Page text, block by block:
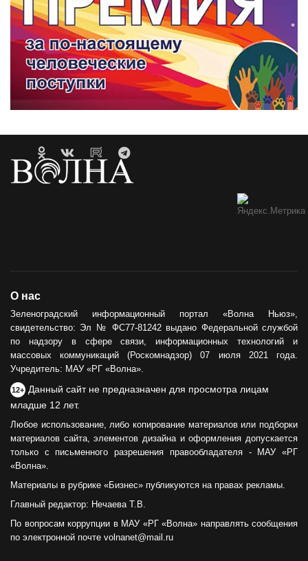
О нас
Зеленоградский информационный портал «Волна Ньюз»,
свидетельство: Эл № ФС77-81242 выдано Федеральной службой
по надзору в сфере связи, информационных технологий и
массовых коммуникаций (Роскомнадзор) 07 июля 2021 года.
Учредитель: МАУ «РГ «Волна».
12+ Данный сайт не предназначен для просмотра лицам
младше 12 лет.
Любое использование, либо копирование материалов или подборки
материалов сайта, элементов дизайна и оформления допускается
только с письменного разрешения правообладателя - МАУ «РГ
«Волна».
Материалы в рубрике «Бизнес» публикуются на правах рекламы.
Главный редактор: Нечаева Т.В.
По вопросам коррупции в МАУ «РГ «Волна» направлять сообщения
по электронной почте volnanet@mail.ru